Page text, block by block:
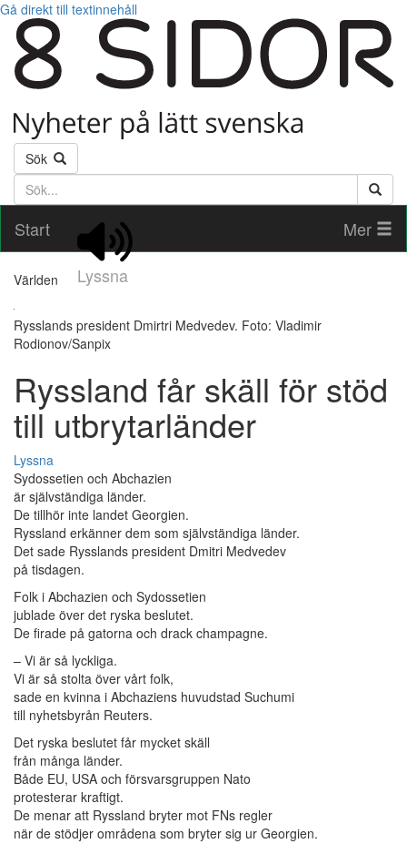
Gå direkt till textinnehåll
Sök
Söktext
Start
Lyssna
Mer
Världen
Rysslands president Dmirtri Medvedev. Foto: Vladimir
Rodionov/Sanpix
Ryssland får skäll för stöd
till utbrytarländer
Lyssna
Sydossetien och Abchazien
är självständiga länder.
De tillhör inte landet Georgien.
Ryssland erkänner dem som självständiga länder.
Det sade Rysslands president Dmitri Medvedev
på tisdagen.
Folk i Abchazien och Sydossetien
jublade över det ryska beslutet.
De firade på gatorna och drack champagne.
– Vi är så lyckliga.
Vi är så stolta över vårt folk,
sade en kvinna i Abchaziens huvudstad Suchumi
till nyhetsbyrån Reuters.
Det ryska beslutet får mycket skäll
från många länder.
Både EU, USA och försvarsgruppen Nato
protesterar kraftigt.
De menar att Ryssland bryter mot FNs regler
när de stödjer områdena som bryter sig ur Georgien.